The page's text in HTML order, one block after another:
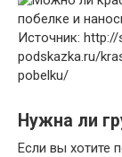
Источник:
podskazka.ru/
pobelku/
Нужна ли
Если вы хотите